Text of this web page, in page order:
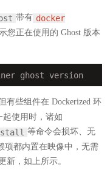
带有 docker
您正在使用的 Ghost 版本
ghost version
有些组件在 Dockerized 环
起使用时，诸如
等命令会损坏、无
项都内置在映像中，无需
新，如上所示。